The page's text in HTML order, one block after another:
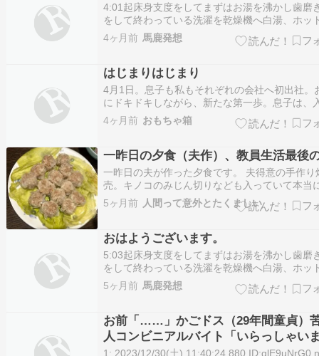
4:01起床身支度をしてまずはお湯を沸かし歯磨
をして終わっている洗濯を乾燥機へ白湯、ホッ
ェオレの準備仏壇の水替え、お線香、合掌白湯
トカフェオレを飲み麦茶3杯分を用意ラジオ体
4ヶ月前 馬鹿発想
はじまりはじまり
4月1日。息子も私もそれぞれの会社へ初出社。
にドキドキしながら、新たな第一歩。息子は、
があるから当然ちゃんとしたスーツだけど、私
ていこう？？パートだから、入社式は無い…で
でいいのか？？正解がわからーんっっ。…
4ヶ月前 おもちゃ箱
一昨日の夕食（夫作）、教員生活最後
一昨日の夫が作った夕食です。 夫得意の手作り
売。キノコのみじん切りなども入っていて本当
しいです。 イワシの刺身。イワシが新鮮でとっ
美味しいです。 コールスローサラダ。ツナが入
は今日３１日、４２年間の教員生活最後の…
5ヶ月前 人間って意外とたくましい
おはようございます。
5:03起床身支度をしてまずはお湯を沸かし歯磨
をして終わっている洗濯を乾燥機へ白湯、ホッ
ェオレを準備仏壇の水替え、お線香、合掌白湯
でホットカフェオレを飲み麦茶3杯分を用意ラ
5ヶ月前 馬鹿発想
お前「……」かごドス（29年間童貞）
人コンビニアルバイト「いらっしゃい
せ！」にこ（初体験中2）
1: 2023/12/30(土) 11:40:24.880